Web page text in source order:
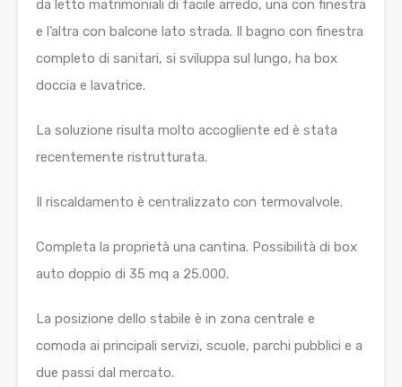
da letto matrimoniali di facile arredo, una con finestra
e l’altra con balcone lato strada. Il bagno con finestra
completo di sanitari, si sviluppa sul lungo, ha box
doccia e lavatrice.
La soluzione risulta molto accogliente ed è stata
recentemente ristrutturata.
Il riscaldamento è centralizzato con termovalvole.
Completa la proprietà una cantina. Possibilità di box
auto doppio di 35 mq a 25.000.
La posizione dello stabile è in zona centrale e
comoda ai principali servizi, scuole, parchi pubblici e a
due passi dal mercato.